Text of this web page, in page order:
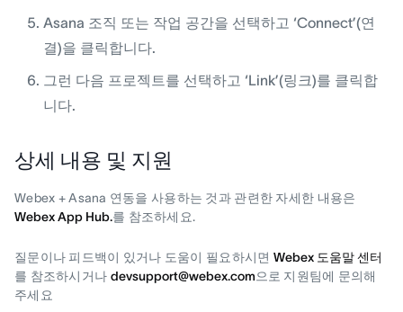
Asana 조직 또는 작업 공간을 선택하고 ‘Connect’(연
결)을 클릭합니다.
그런 다음 프로젝트를 선택하고 ‘Link’(링크)를 클릭합
니다.
상세 내용 및 지원
Webex + Asana 연동을 사용하는 것과 관련한 자세한 내용은
Webex App Hub.를 참조하세요.
질문이나 피드백이 있거나 도움이 필요하시면 Webex 도움말 센터
를 참조하시거나 devsupport@webex.com으로 지원팀에 문의해
주세요